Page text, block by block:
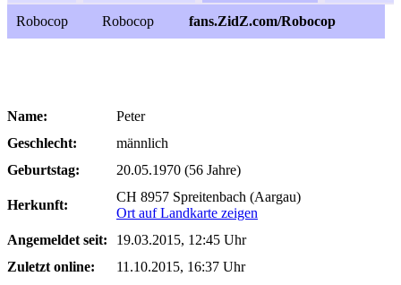
Robocop
Robocop fans.ZidZ.com/Robocop
Name:
Peter
Geschlecht:
männlich
Geburtstag:
20.05.1970 (56 Jahre)
Herkunft:
CH 8957 Spreitenbach (Aargau)
Ort auf Landkarte zeigen
Angemeldet seit:
19.03.2015, 12:45 Uhr
Zuletzt online:
11.10.2015, 16:37 Uhr